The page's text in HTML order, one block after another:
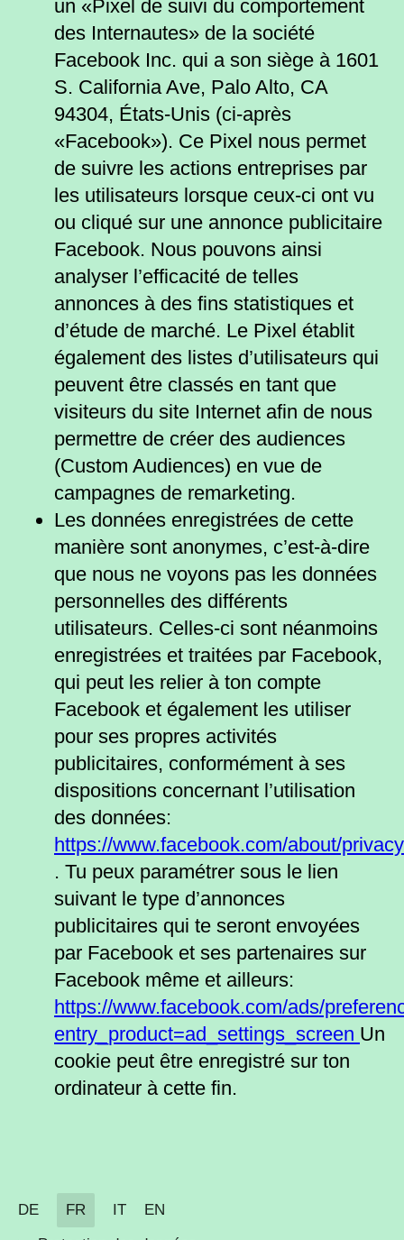
un «Pixel de suivi du comportement
des Internautes» de la société
Facebook Inc. qui a son siège à 1601
S. California Ave, Palo Alto, CA
94304, États-Unis (ci-après
«Facebook»). Ce Pixel nous permet
de suivre les actions entreprises par
les utilisateurs lorsque ceux-ci ont vu
ou cliqué sur une annonce publicitaire
Facebook. Nous pouvons ainsi
analyser l’efficacité de telles
annonces à des fins statistiques et
d’étude de marché. Le Pixel établit
également des listes d’utilisateurs qui
peuvent être classés en tant que
visiteurs du site Internet afin de nous
permettre de créer des audiences
(Custom Audiences) en vue de
campagnes de remarketing.
Les données enregistrées de cette
manière sont anonymes, c’est-à-dire
que nous ne voyons pas les données
personnelles des différents
utilisateurs. Celles-ci sont néanmoins
enregistrées et traitées par Facebook,
qui peut les relier à ton compte
Facebook et également les utiliser
pour ses propres activités
publicitaires, conformément à ses
dispositions concernant l’utilisation
des données:
https://www.facebook.com/about/
. Tu peux paramétrer sous le lien
suivant le type d’annonces
publicitaires qui te seront envoyées
par Facebook et ses partenaires sur
Facebook même et ailleurs:
https://www.facebook.com/ads/
entry_product=ad_settings_screen Un
cookie peut être enregistré sur ton
ordinateur à cette fin.
DE FR IT
EN